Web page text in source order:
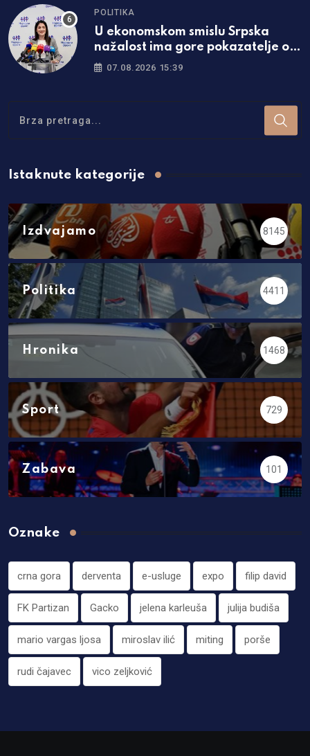
POLITIKA
U ekonomskom smislu Srpska
nažalost ima gore pokazatelje od
Federacije
07.08.2026 15:39
Istaknute kategorije
Izdvajamo 8145
Politika 4411
Hronika 1468
Sport 729
Zabava 101
Oznake
crna gora derventa e-usluge expo filip david
FK Partizan Gacko jelena karleuša julija budiša
mario vargas ljosa miroslav ilić miting porše
rudi čajavec vico zeljković